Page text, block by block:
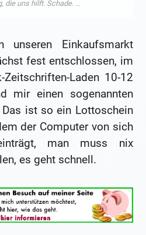
Einkaufsmarkt
fest entschlossen, im
Zeitschriften-Laden 10-12
mir einen sogenannten
ist so ein Lottoschein
der Computer von sich
man muss nix
es geht schnell.